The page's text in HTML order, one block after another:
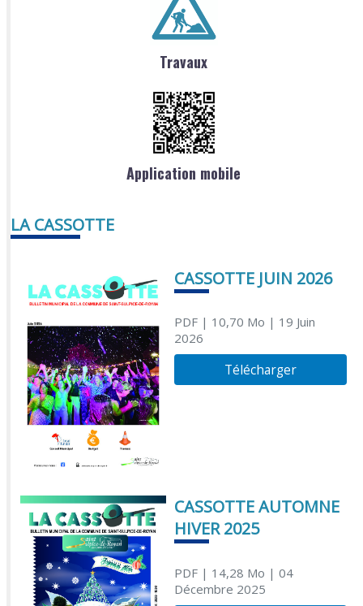
Travaux
Application mobile
LA CASSOTTE
CASSOTTE JUIN 2026
PDF| 10,70 Mo | 19 Juin
2026
Télécharger
CASSOTTE AUTOMNE
HIVER 2025
PDF| 14,28 Mo | 04
Décembre 2025